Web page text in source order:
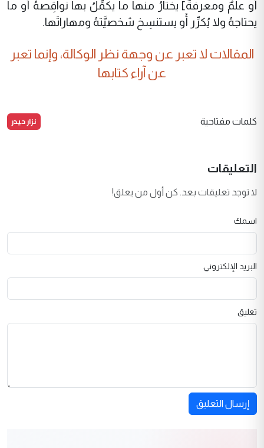
أَو علمٌ ومعرفةٌ] يختارُ منها ما يكمِّلُ بها نواقِصهُ أَو ما
يحتاجهُ ولا يُكرِّر أَو يستنسِخ شخصيَّتهُ ومهاراتَها.
المقالات لا تعبر عن وجهة نظر الوكالة، وإنما تعبر
عن آراء كتابها
كلمات مفتاحية نزار حيدر
التعليقات
لا توجد تعليقات بعد. كن أول من يعلق!
اسمك
البريد الإلكتروني
تعليق
إرسال التعليق